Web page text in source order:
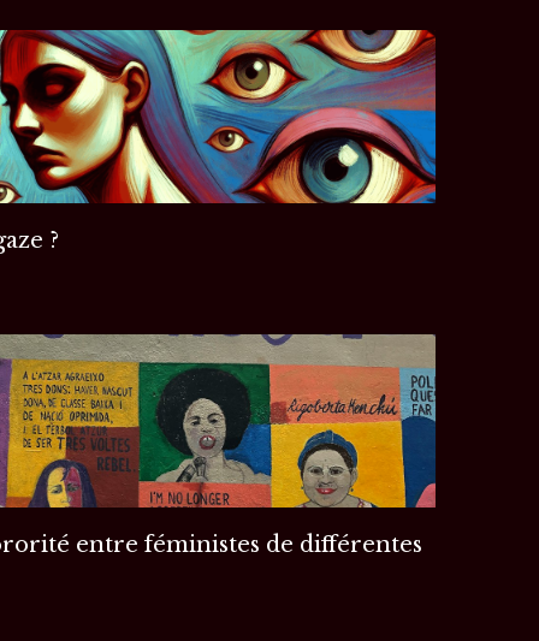
?
entre féministes de différentes